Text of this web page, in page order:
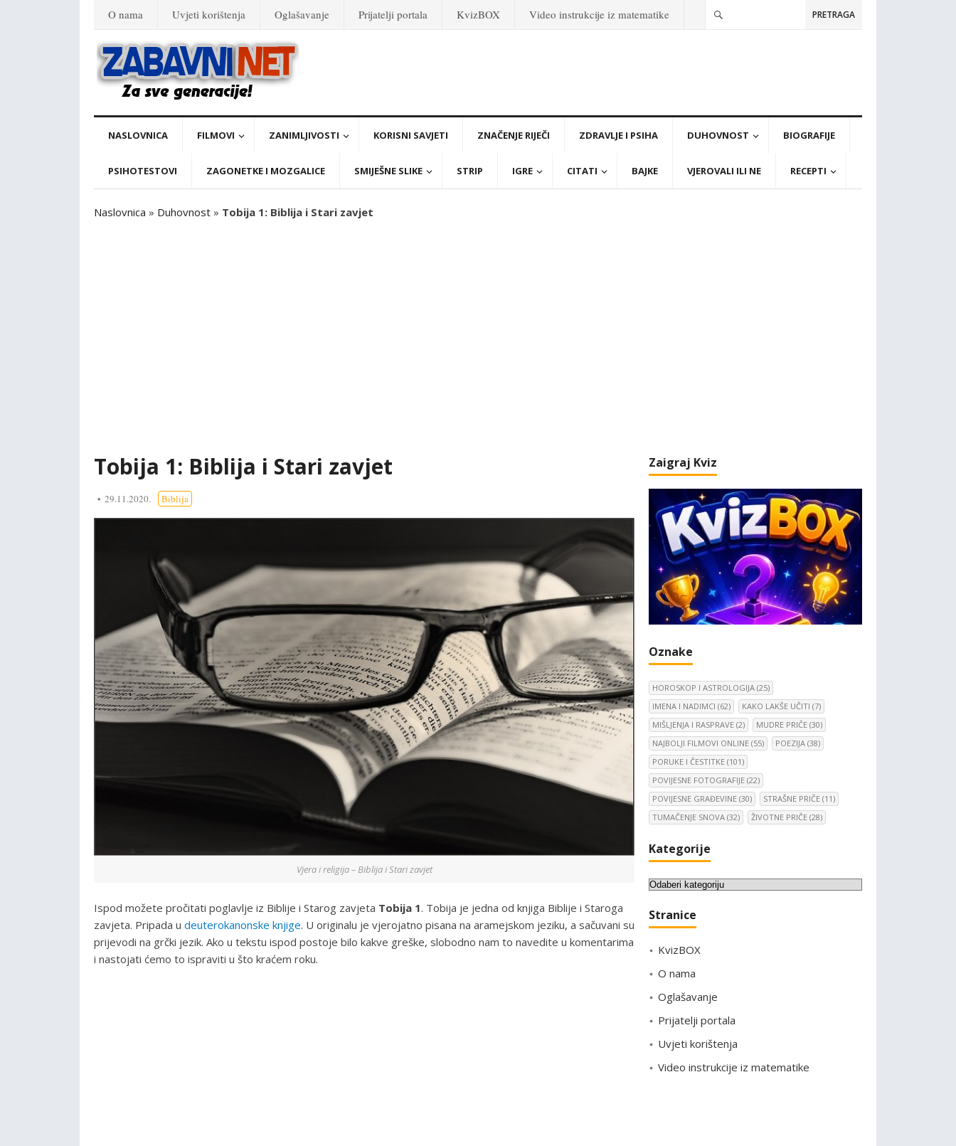
O nama Uvjeti korištenja Oglašavanje Prijatelji portala KvizBOX Video instrukcije iz matematike PRETRAGA
NASLOVNICA FILMOVI ZANIMLJIVOSTI KORISNI SAVJETI ZNAČENJE RIJEČI ZDRAVLJE I PSIHA DUHOVNOST BIOGRAFIJE
PSIHOTESTOVI ZAGONETKE I MOZGALICE SMIJEŠNE SLIKE STRIP IGRE CITATI BAJKE VJEROVALI ILI NE RECEPTI
Naslovnica » Duhovnost » Tobija 1: Biblija i Stari zavjet
Tobija 1: Biblija i Stari zavjet
29.11.2020. Biblija
Vjera i religija – Biblija i Stari zavjet
Ispod možete pročitati poglavlje iz Biblije i Starog zavjeta Tobija 1. Tobija je jedna od knjiga Biblije i Staroga
zavjeta. Pripada u deuterokanonske knjige. U originalu je vjerojatno pisana na aramejskom jeziku, a sačuvani su
prijevodi na grčki jezik. Ako u tekstu ispod postoje bilo kakve greške, slobodno nam to navedite u komentarima
i nastojati ćemo to ispraviti u što kraćem roku.
Zaigraj Kviz
Oznake
HOROSKOP I ASTROLOGIJA (25)
IMENA I NADIMCI (62) KAKO LAKŠE UČITI (7)
MIŠLJENJA I RASPRAVE (2) MUDRE PRIČE (30)
NAJBOLJI FILMOVI ONLINE (55) POEZIJA (38)
PORUKE I ČESTITKE (101)
POVIJESNE FOTOGRAFIJE (22)
POVIJESNE GRAĐEVINE (30) STRAŠNE PRIČE (11)
TUMAČENJE SNOVA (32) ŽIVOTNE PRIČE (28)
Kategorije
K
t
g
o
i
j
Stranice
KvizBOX
O nama
Oglašavanje
Prijatelji portala
Uvjeti korištenja
Video instrukcije iz matematike